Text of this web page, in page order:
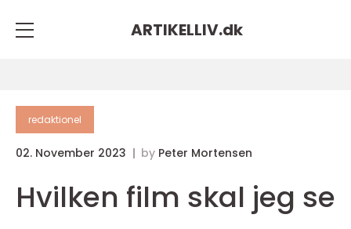
ARTIKELLIV.dk
redaktionel
02. November 2023 by Peter Mortensen
Hvilken film skal jeg se